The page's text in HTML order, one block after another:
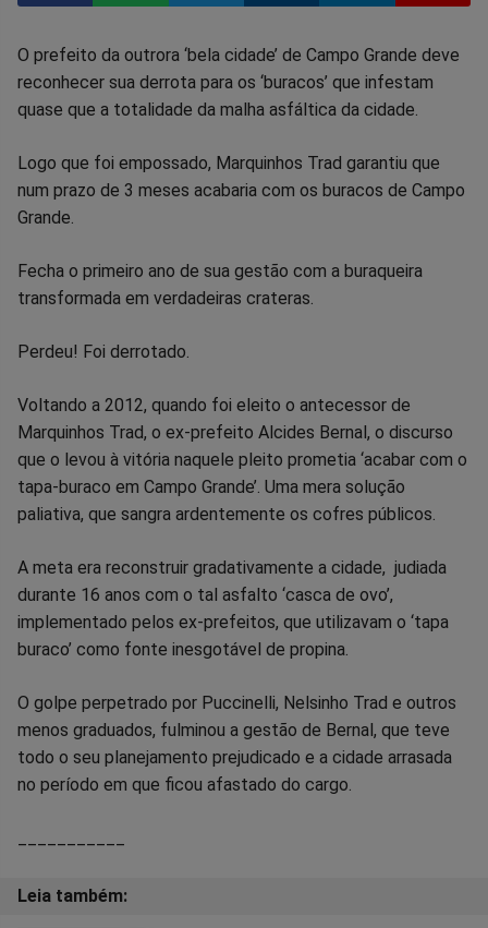
Compartilhar
no
Facebook
Compartilhar
no
Whatsapp
Compartilhar
no
Twitter
Compartilhar
no
Messenger
Compartilhar
no
TelegramGettr
O prefeito da outrora ‘bela cidade’ de Campo Grande deve
reconhecer sua derrota para os ‘buracos’ que infestam
quase que a totalidade da malha asfáltica da cidade.
Logo que foi empossado, Marquinhos Trad garantiu que
num prazo de 3 meses acabaria com os buracos de Campo
Grande.
Fecha o primeiro ano de sua gestão com a buraqueira
transformada em verdadeiras crateras.
Perdeu! Foi derrotado.
Voltando a 2012, quando foi eleito o antecessor de
Marquinhos Trad, o ex-prefeito Alcides Bernal, o discurso
que o levou à vitória naquele pleito prometia ‘acabar com o
tapa-buraco em Campo Grande’. Uma mera solução
paliativa, que sangra ardentemente os cofres públicos.
A meta era reconstruir gradativamente a cidade, judiada
durante 16 anos com o tal asfalto ‘casca de ovo’,
implementado pelos ex-prefeitos, que utilizavam o ‘tapa
buraco’ como fonte inesgotável de propina.
O golpe perpetrado por Puccinelli, Nelsinho Trad e outros
menos graduados, fulminou a gestão de Bernal, que teve
todo o seu planejamento prejudicado e a cidade arrasada
no período em que ficou afastado do cargo.